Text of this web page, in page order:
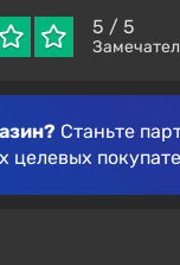
5 / 5
Станьте
целевых